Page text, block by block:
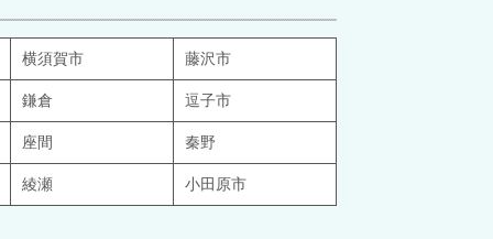
横須賀市 藤沢市
鎌倉 逗子市
座間 秦野
綾瀬 小田原市